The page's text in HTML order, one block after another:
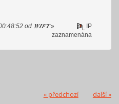
od 𝑾𝑰𝑭𝑻»
IP
zaznamenána
« předchozí další »